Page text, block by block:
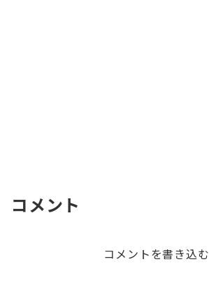
コメント
コメントを書き込む